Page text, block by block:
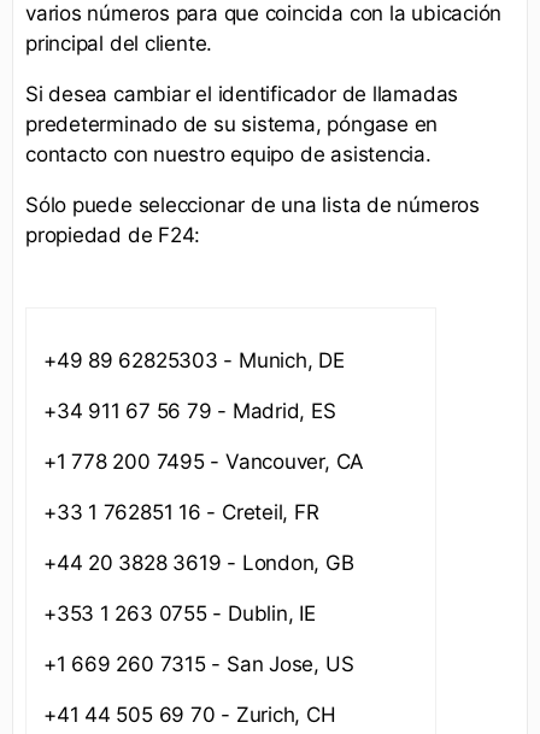
varios números para que coincida con la ubicación
principal del cliente.
Si desea cambiar el identificador de llamadas
predeterminado de su sistema, póngase en
contacto con nuestro equipo de asistencia.
Sólo puede seleccionar de una lista de números
propiedad de F24:
+49 89 62825303 - Munich, DE
+34 911 67 56 79 - Madrid, ES
+1 778 200 7495 - Vancouver, CA
+33 1 762851 16 - Creteil, FR
+44 20 3828 3619 - London, GB
+353 1 263 0755 - Dublin, IE
+1 669 260 7315 - San Jose, US
+41 44 505 69 70 - Zurich, CH